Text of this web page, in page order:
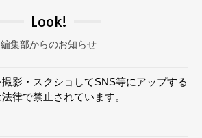
Look!
編集部からのお知らせ
影・スクショしてSNS等にアップする
律で禁止されています。